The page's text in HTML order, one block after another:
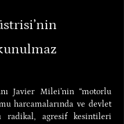
Javier Milei’nin “motorlu
harcamalarında ve devlet
radikal, agresif kesintileri